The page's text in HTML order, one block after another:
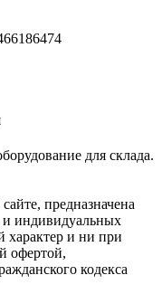
для склада.
предназначена
индивидуальных
характер и ни при
офертой,
кодекса